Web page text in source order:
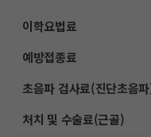
이학요법료
예방접종료
초음파 검사료(진단초음
처치 및 수술료(근골)